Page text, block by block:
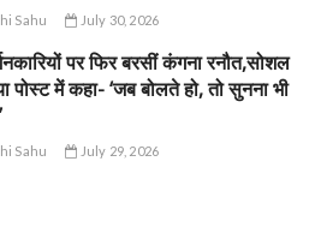
Sahu July 30, 2026
पर फिर बरसीं कंगना रनौत,सोशल
पोस्ट में कहा- ‘जब बोलते हो, तो सुनना भी
Sahu July 29, 2026